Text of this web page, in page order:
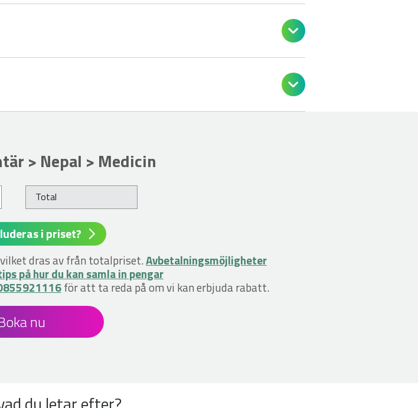


> Nepal > Medicin
Total
i priset?
dras av från totalpriset.Avbetalningsmöjligheter
på hur du kan samla in pengar
för att ta reda på om vi kan erbjuda rabatt.
nu